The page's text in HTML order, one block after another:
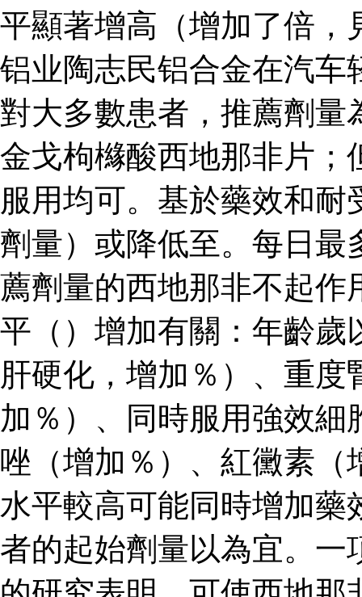
平顯著增高（增加了倍，
铝业陶志民铝合金在汽
對大多數患者，推薦劑量
金戈枸櫞酸西地那非片；
服用均可。基於藥效和
劑量）或降低至。每日最
薦劑量的西地那非不起作
平（）增加有關：年齡歲
肝硬化，增加％）、重
加％）、同時服用強效
唑（增加％）、紅黴素（
水平較高可能同時增加藥
者的起始劑量以為宜。一